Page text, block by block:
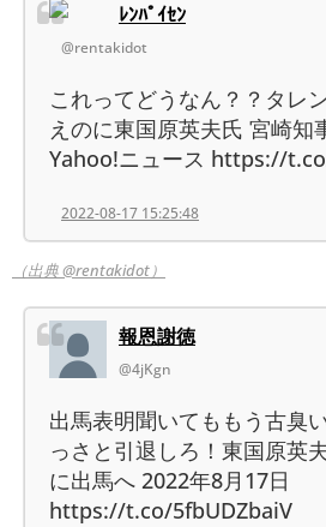
ﾚﾝﾊﾟｲｾﾝ
@rentakidot
これってどうなん？？タレ
えのに東国原英夫氏 宮崎知
Yahoo!ニュース https://
2022-08-17 15:25:48
（出典 @rentakidot）
報恩謝徳
@4jKgn
出馬表明聞いてももう古臭
っさと引退しろ！東国原英
に出馬へ 2022年8月17日
https://t.co/5fbUDZbaiV